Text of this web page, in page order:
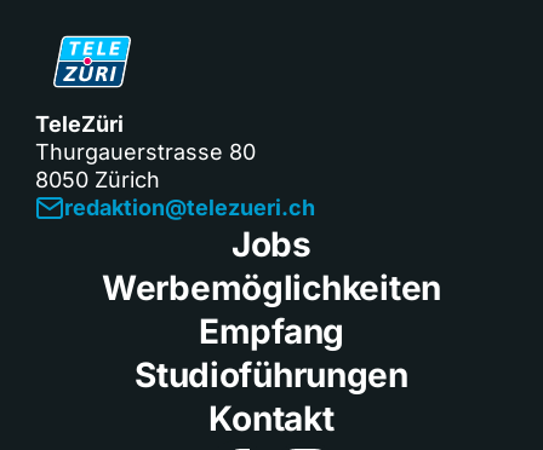
TeleZüri
Thurgauerstrasse 80
8050 Zürich
redaktion@telezueri.ch
Jobs
Werbemöglichkeiten
Empfang
Studioführungen
Kontakt